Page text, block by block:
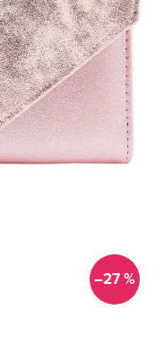
–27 %